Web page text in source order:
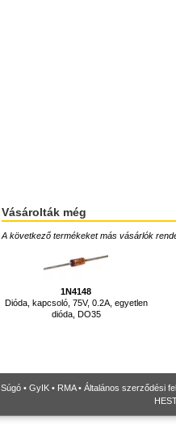
Vásárolták még
A következő termékeket más vásárlók
1N4148
Dióda, kapcsoló, 75V, 0.2A, egyetlen
dióda, DO35
Súgó • GyIK • RMA• Általános szerződési